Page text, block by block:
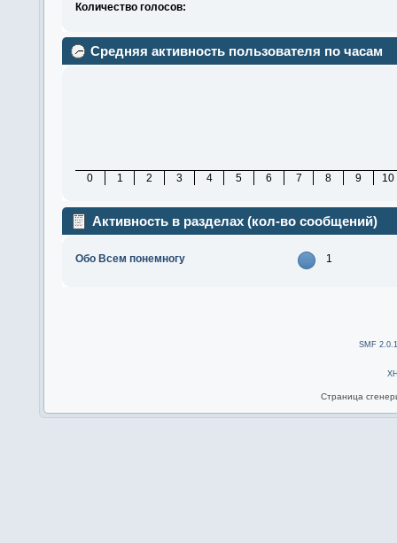
Количество голосов:
Средняя активность пользователя по часам
0 1 2 3 4 5 6 7 8 9 10
Активность в разделах (кол-во сообщений)
Обо Всем понемногу 1
SMF
Страница